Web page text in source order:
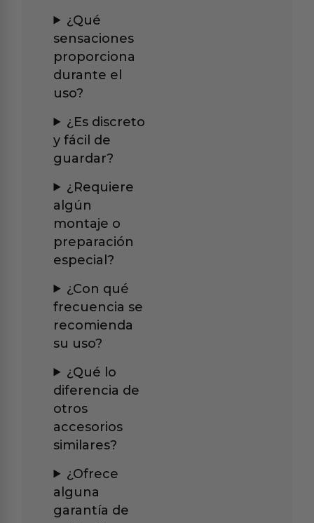
¿Qué
sensaciones
proporciona
durante el
uso?
¿Es discreto
y fácil de
guardar?
¿Requiere
algún
montaje o
preparación
especial?
¿Con qué
frecuencia se
recomienda
su uso?
¿Qué lo
diferencia de
otros
accesorios
similares?
¿Ofrece
alguna
garantía de